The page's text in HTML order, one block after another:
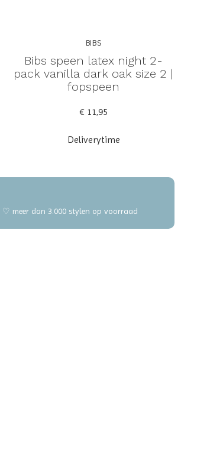
BIBS
Bibs speen latex night 2-
pack vanilla dark oak size 2 |
fopspeen
€ 11,95
Deliverytime
meer dan 3.000 stylen op voorraad